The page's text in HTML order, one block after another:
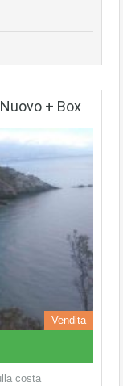
+ Box
Vendita
costa